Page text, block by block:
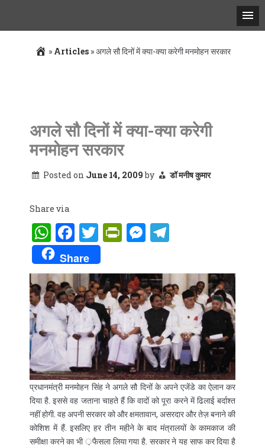
» Articles»अगले सौ दिनों में क्या-क्या करेगी मनमोहन सरकार
अगले सौ दिनों में क्या-क्या करेगी
मनमोहन सरकार
Posted on June 14, 2009by डॉ मनीष कुमार
Share via
WhatsApp
Facebook
Twitter
PrintFriendly
Messenger
Share
प्रधानमंत्री मनमोहन सिंह ने अगले सौ दिनों के अपने एजेंडे का ऐलान कर
दिया है. इससे वह जताना चाहते हैं कि वादों को पूरा करने में ढिलाई बर्दाश्त
नहीं होगी. वह अपनी सरकार को और क्षमतावान, असरदार और तेज़ बनाने की
कोशिश में हैं. इसलिए हर तीन महीने के बाद मंत्रालयों के कामकाज की
समीक्षा करने का भी ़फैसला लिया गया है. सरकार ने यह साफ कर दिया है